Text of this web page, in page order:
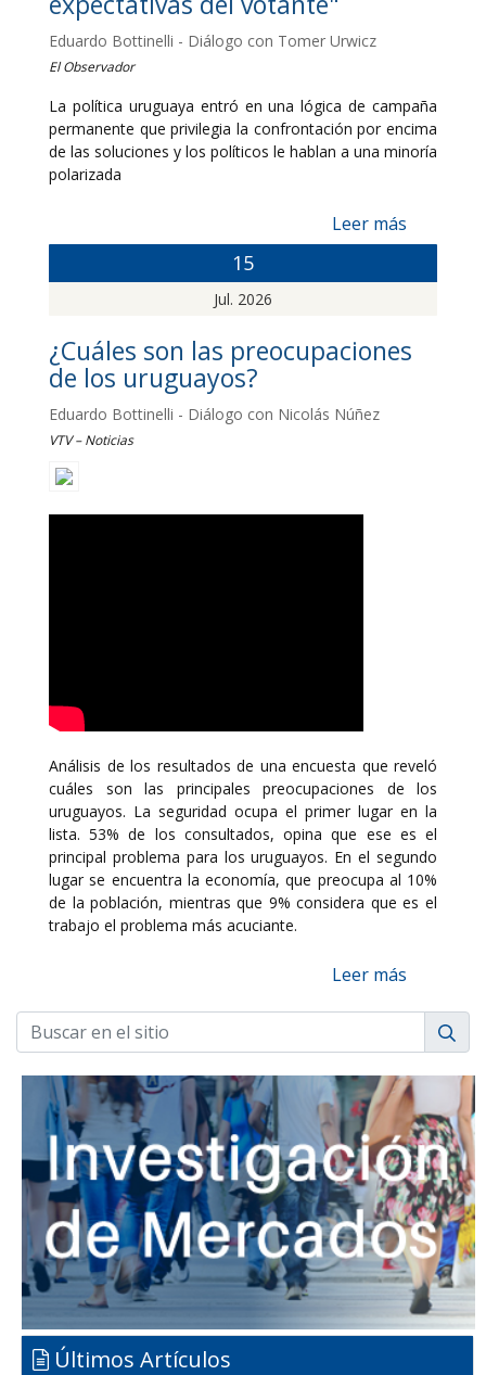
Eduardo Bottinelli - Diálogo con Tomer Urwicz
El Observador
La política uruguaya entró en una lógica de campaña
permanente que privilegia la confrontación por encima
de las soluciones y los políticos le hablan a una minoría
polarizada
Leer más
15
Jul. 2026
¿Cuáles son las preocupaciones
de los uruguayos?
Eduardo Bottinelli - Diálogo con Nicolás Núñez
VTV – Noticias
Análisis de los resultados de una encuesta que reveló
cuáles son las principales preocupaciones de los
uruguayos. La seguridad ocupa el primer lugar en la
lista. 53% de los consultados, opina que ese es el
principal problema para los uruguayos. En el segundo
lugar se encuentra la economía, que preocupa al 10%
de la población, mientras que 9% considera que es el
trabajo el problema más acuciante.
Leer más
Últimos Artículos